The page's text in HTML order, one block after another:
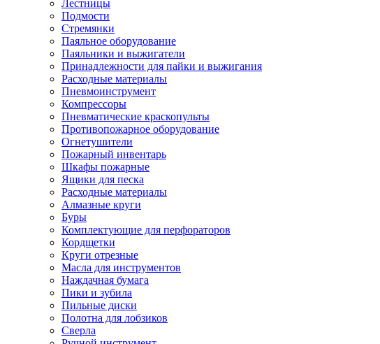
Лестницы
Подмости
Стремянки
Паяльное оборудование
Паяльники и выжигатели
Принадлежности для пайки и выжигания
Расходные материалы
Пневмоинструмент
Компрессоры
Пневматические краскопульты
Противопожарное оборудование
Огнетушители
Пожарный инвентарь
Шкафы пожарные
Ящики для песка
Расходные материалы
Алмазные круги
Буры
Комплектующие для перфораторов
Кордщетки
Круги отрезные
Масла для инструментов
Наждачная бумага
Пики и зубила
Пильные диски
Полотна для лобзиков
Сверла